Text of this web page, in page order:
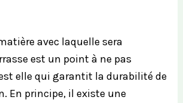
avec laquelle sera
est un point à ne pas
elle qui garantit la durabilité de
En principe, il existe une